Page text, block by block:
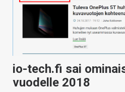
io-tech.fi sai
vuodelle 2018